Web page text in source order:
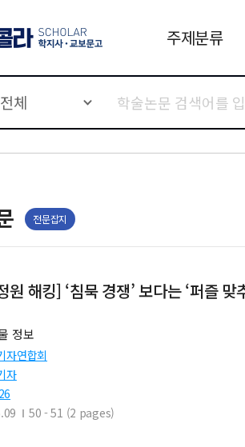
주제분류
전체
전문잡지
원 해킹] ‘침묵 경쟁’ 보다는 ‘퍼즐 맞
정보
자연합회
자
50 - 51 (2 pages)